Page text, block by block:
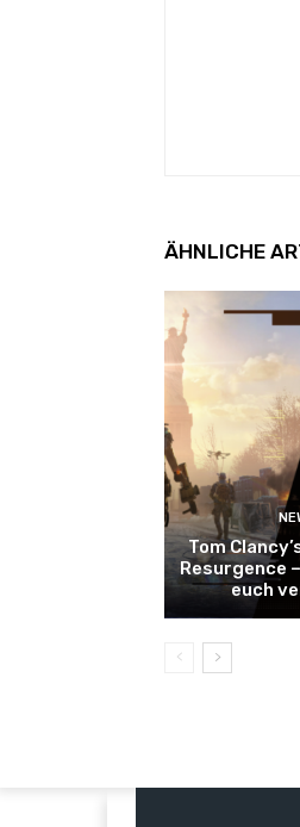
ÄHNLICHE
Tom
Resurgence
euch